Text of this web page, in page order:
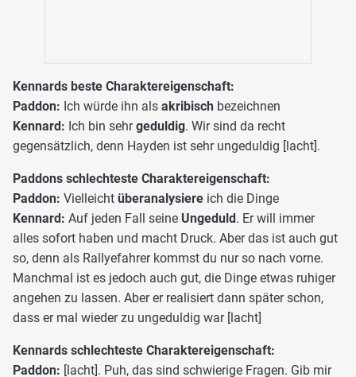
Kennards beste Charaktereigenschaft:
Paddon: Ich würde ihn als akribisch bezeichnen
Kennard: Ich bin sehrgeduldig. Wir sind da recht
gegensätzlich, denn Hayden ist sehr ungeduldig [lacht].
Paddons schlechteste Charaktereigenschaft:
Paddon: Vielleicht überanalysiere ich die Dinge
Kennard: Auf jeden Fall seine Ungeduld. Er will immer
alles sofort haben und macht Druck. Aber das ist auch gut
so, denn als Rallyefahrer kommst du nur so nach vorne.
Manchmal ist es jedoch auch gut, die Dinge etwas ruhiger
angehen zu lassen. Aber er realisiert dann später schon,
dass er mal wieder zu ungeduldig war [lacht]
Kennards schlechteste Charaktereigenschaft:
Paddon: [lacht]. Puh, das sind schwierige Fragen. Gib mir